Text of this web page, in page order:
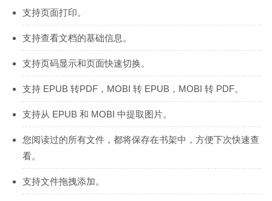
支持页面打印。
支持查看文档的基础信息。
支持页码显示和页面快速切换。
支持 EPUB 转PDF，MOBI 转 EPUB，MOBI 转 PDF。
支持从 EPUB 和 MOBI 中提取图片。
您阅读过的所有文件，都将保存在书架中，方便下次快速查
看。
支持文件拖拽添加。